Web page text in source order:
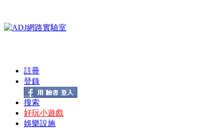
註冊
登錄
搜索
好玩小遊戲
娛樂設施